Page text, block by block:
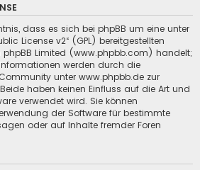
dass es sich bei phpBB um eine unter
License v2“ (GPL) bereitgestellten
phpBB Limited (www.phpbb.com) handelt;
werden durch die
unter www.phpbb.de zur
haben keinen Einfluss auf die Art und
verwendet wird. Sie können
der Software für bestimmte
oder auf Inhalte fremder Foren